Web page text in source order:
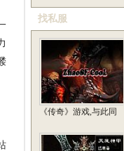
找私服
《传奇》游戏,与此同